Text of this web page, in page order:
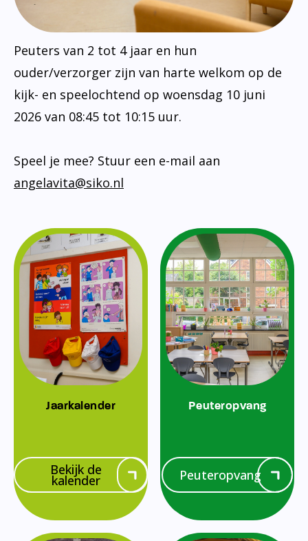
Peuters van 2 tot 4 jaar en hun
ouder/verzorger zijn van harte welkom op de
kijk- en speelochtend op woensdag 10 juni
2026 van 08:45 tot 10:15 uur.
Speel je mee? Stuur een e-mail aan
angelavita@siko.nl
Jaarkalender
Bekijk de
kalender
Peuteropvang
Peuteropvang